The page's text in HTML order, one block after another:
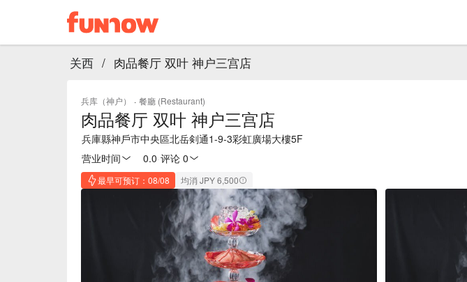
关西 / 肉品餐厅 双叶 神户三宫店
兵库（神户） · 餐廳 (Restaurant)
肉品餐厅 双叶 神户三宫店
兵庫縣神戶市中央區北岳剣通1-9-3彩虹廣場大樓5F
营业时间
0.0 评论 0
最早可预订：08/08 均消 JPY 6,500